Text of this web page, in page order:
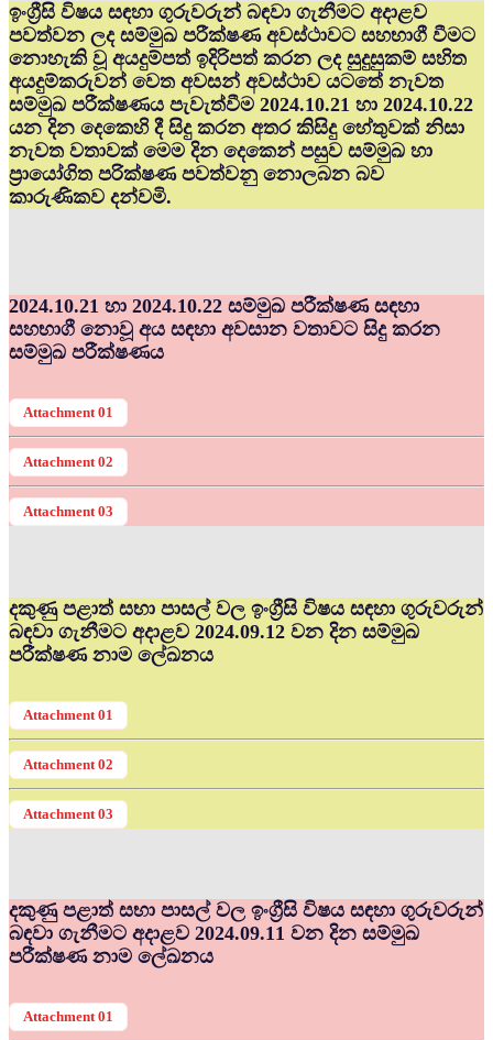
ඉංග්‍රීසි විෂය සඳහා ගුරුවරුන් බඳවා ගැනීමට අදාළව
පවත්වන ලද සම්මුඛ පරීක්ෂණ අවස්ථාවට සහභාගී වීමට
නොහැකි වූ අයදුම්පත් ඉදිරිපත් කරන ලද සුදුසුකම් සහිත
අයදුම්කරුවන් වෙත අවසන් අවස්ථාව යටතේ නැවත
සම්මුඛ පරීක්ෂණය පැවැත්වීම 2024.10.21 හා 2024.10.22
යන දින දෙකෙහි දී සිදු කරන අතර කිසිදු හේතුවක් නිසා
නැවත වතාවක් මෙම දින දෙකෙන් පසුව සම්මුඛ හා
ප්‍රායෝගිත පරික්ෂණ පවත්වනු නොලබන බව
කාරුණිකව දන්වමි.
2024.10.21 හා 2024.10.22 සම්මුඛ පරීක්ෂණ සඳහා
සහභාගී නොවූ අය සඳහා අවසාන වතාවට සිදු කරන
සම්මුඛ පරීක්ෂණය
Attachment 01
Attachment 02
Attachment 03
දකුණු පළාත් සභා පාසල් වල ඉංග්‍රීසි විෂය සඳහා ගුරුවරුන්
බඳවා ගැනීමට අදාළව 2024.09.12 වන දින සම්මුඛ
පරීක්ෂණ නාම ලේඛනය
Attachment 01
Attachment 02
Attachment 03
දකුණු පළාත් සභා පාසල් වල ඉංග්‍රීසි විෂය සඳහා ගුරුවරුන්
බඳවා ගැනීමට අදාළව 2024.09.11 වන දින සම්මුඛ
පරීක්ෂණ නාම ලේඛනය
Attachment 01